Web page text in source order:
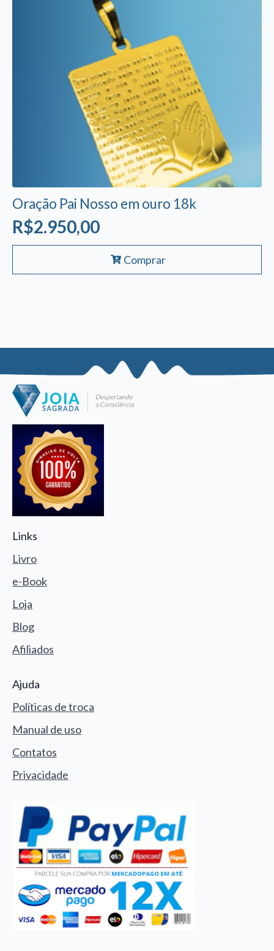
Oração Pai Nosso em ouro 18k
R$2.950,00
Comprar
Links
Livro
e-Book
Loja
Blog
Afiliados
Ajuda
Políticas de troca
Manual de uso
Contatos
Privacidade